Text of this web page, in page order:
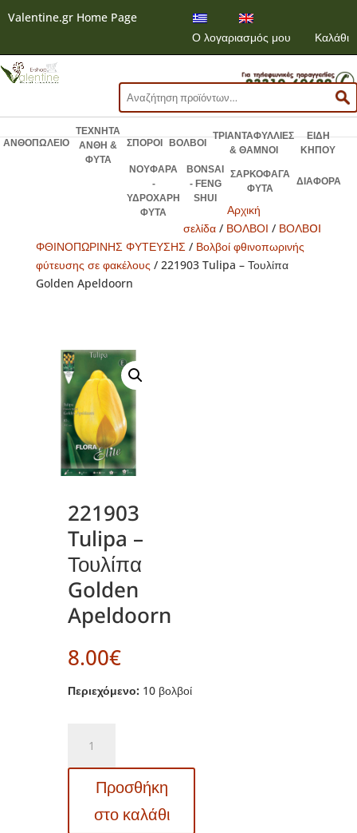
Valentine.gr Home Page
Ο λογαριασμός μου
Καλάθι
Αναζήτηση
για:
ΑΝΘΟΠΩΛΕΙΟ
ΤΕΧΝΗΤΑ
ΑΝΘΗ &
ΦΥΤΑ
ΣΠΟΡΟΙ ΒΟΛΒΟΙ
ΤΡΙΑΝΤΑΦΥΛΛΙΕΣ
& ΘΑΜΝΟΙ
ΕΙΔΗ
ΚΗΠΟΥ
ΝΟΥΦΑΡΑ
-
ΥΔΡΟΧΑΡΗ
ΦΥΤΑ
BONSAI
- FENG
SHUI
ΣΑΡΚΟΦΑΓΑ
ΦΥΤΑ
ΔΙΑΦΟΡΑ
Αρχική
σελίδα / ΒΟΛΒΟΙ / ΒΟΛΒOI
ΦΘΙΝΟΠΩΡΙΝΗΣ ΦΥΤΕΥΣΗΣ/ Βολβοί φθινοπωρινής
φύτευσης σε φακέλους / 221903 Tulipa – Τουλίπα
Golden Apeldoorn
221903
Tulipa –
Τουλίπα
Golden
Apeldoorn
8.00€
Περιεχόμενο: 10 βολβοί
Tulipa
–
Τουλίπα
Apeldoorn
Προσθήκη
στο καλάθι